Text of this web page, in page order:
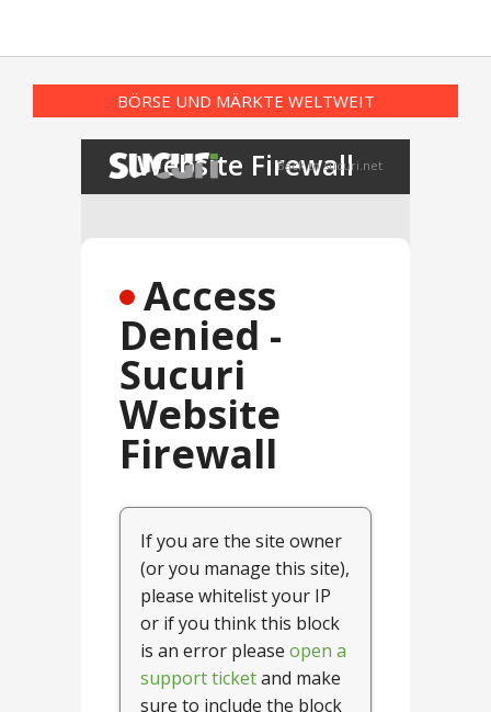
BÖRSE UND MÄRKTE WELTWEIT